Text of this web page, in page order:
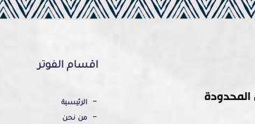
اقسام الفوتر
الرئيسية
من نحن